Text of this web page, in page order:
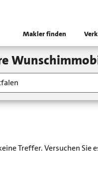
Makler finden
Treffer. Versuchen